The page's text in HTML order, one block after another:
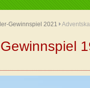
Gewinnspiel 2021